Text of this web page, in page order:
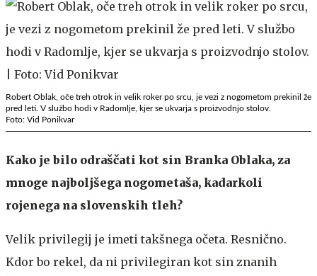
Robert Oblak, oče treh otrok in velik roker po srcu, je vezi z nogometom prekinil že
pred leti. V službo hodi v Radomlje, kjer se ukvarja s proizvodnjo stolov.
Foto: Vid Ponikvar
Kako je bilo odraščati kot sin Branka Oblaka, za
mnoge najboljšega nogometaša, kadarkoli
rojenega na slovenskih tleh?
Velik privilegij je imeti takšnega očeta. Resnično.
Kdor bo rekel, da ni privilegiran kot sin znanih